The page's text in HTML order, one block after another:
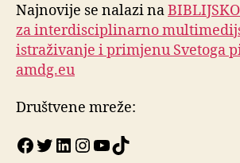
Najnovije se nalazi na
za interdisciplinarno
istraživanje i primjenu Svetoga
amdg.eu
Društvene mreže:
Facebook
Twitter
LinkedIn
Instagram
YouTube
TikTok